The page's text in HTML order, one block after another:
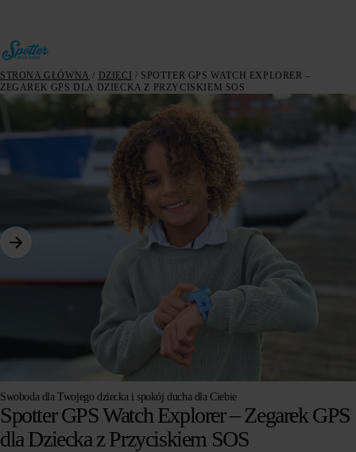
STRONA GŁÓWNA / DZIECI
/ SPOTTER GPS WATCH EXPLORER –
ZEGAREK GPS DLA DZIECKA Z PRZYCISKIEM SOS
Swoboda dla Twojego dziecka i spokój ducha dla Ciebie
Spotter GPS Watch Explorer – Zegarek GPS
dla Dziecka z Przyciskiem SOS